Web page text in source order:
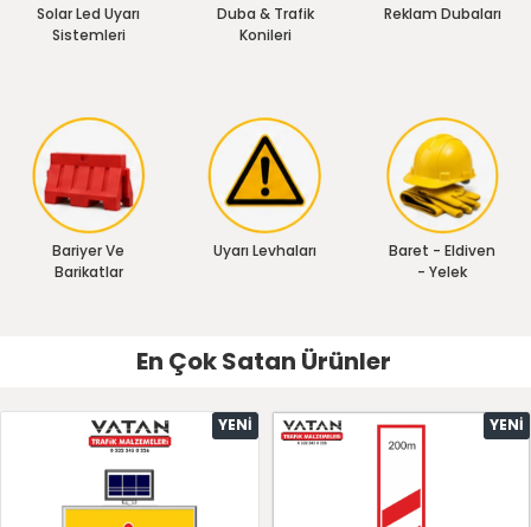
Solar Led Uyarı
Sistemleri
Duba & Trafik
Konileri
Reklam Dubaları
Bariyer Ve
Barikatlar
Uyarı Levhaları
Baret - Eldiven
- Yelek
En Çok Satan Ürünler
YENI YENI